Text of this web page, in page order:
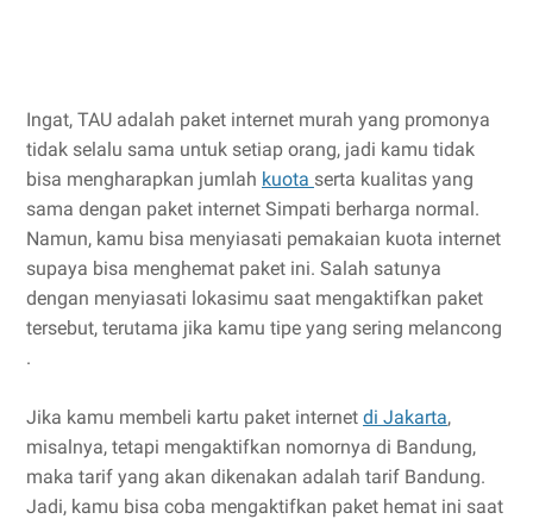
Ingat, TAU adalah paket internet murah yang promonya
tidak selalu sama untuk setiap orang, jadi kamu tidak
bisa mengharapkan jumlah kuota serta kualitas yang
sama dengan paket internet Simpati berharga normal.
Namun, kamu bisa menyiasati pemakaian kuota internet
supaya bisa menghemat paket ini. Salah satunya
dengan menyiasati lokasimu saat mengaktifkan paket
tersebut, terutama jika kamu tipe yang sering melancong
.
Jika kamu membeli kartu paket internet di Jakarta,
misalnya, tetapi mengaktifkan nomornya di Bandung,
maka tarif yang akan dikenakan adalah tarif Bandung.
Jadi, kamu bisa coba mengaktifkan paket hemat ini saat